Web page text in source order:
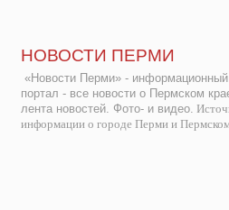
НОВОСТИ ПЕРМИ
«Новости Перми» -
портал - все новости о Пермском
лента новостей. Фото- и видео.
информации о городе Перми и